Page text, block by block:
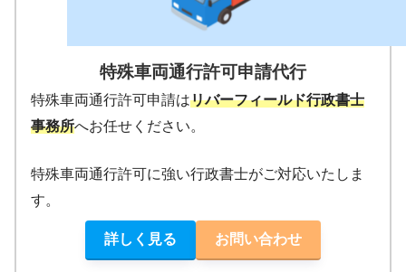
特殊車両通行許可申請代行
特殊車両通行許可申請はリバーフィールド行政書士
事務所へお任せください。
特殊車両通行許可に強い行政書士がご対応いたしま
す。
詳しく見る お問い合わせ